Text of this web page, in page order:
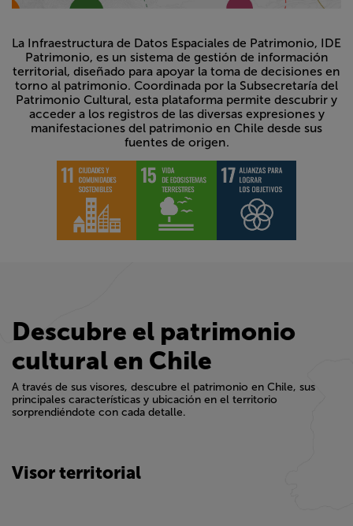
La Infraestructura de Datos Espaciales de Patrimonio, IDE
Patrimonio, es un sistema de gestión de información
territorial, diseñado para apoyar la toma de decisiones en
torno al patrimonio. Coordinada por la Subsecretaría del
Patrimonio Cultural, esta plataforma permite descubrir y
acceder a los registros de las diversas expresiones y
manifestaciones del patrimonio en Chile desde sus
fuentes de origen.
Descubre el patrimonio
cultural en Chile
A través de sus visores, descubre el patrimonio en Chile, sus